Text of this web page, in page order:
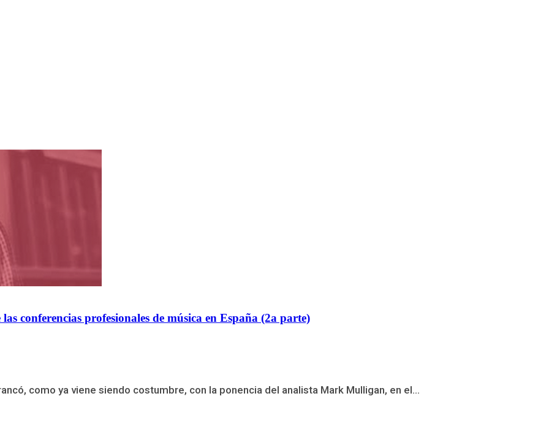
conferencias profesionales de música en España (2a parte)
como ya viene siendo costumbre, con la ponencia del analista Mark Mulligan, en el...